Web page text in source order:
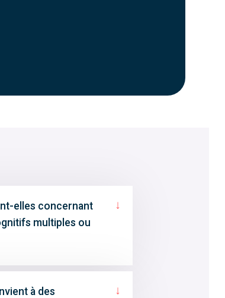
elles concernant
multiples ou
↓
à des
↓